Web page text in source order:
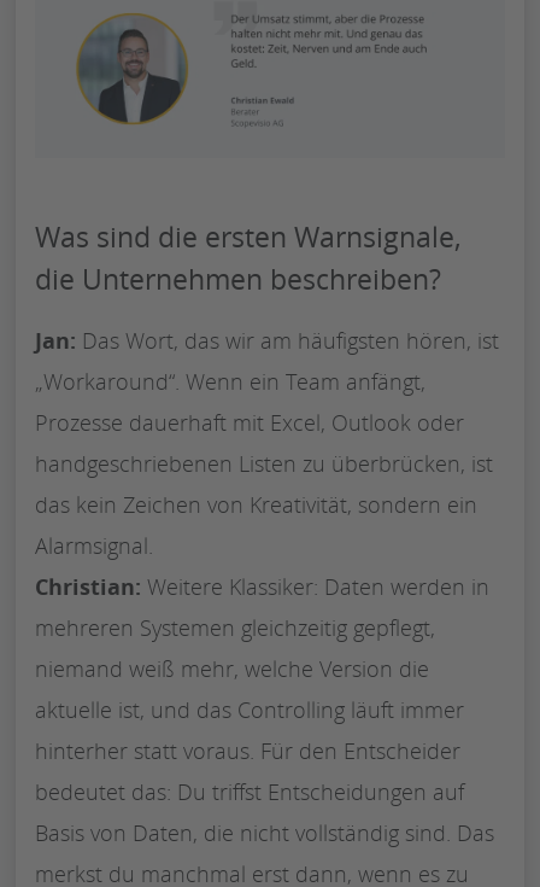
Was sind die ersten Warnsignale,
die Unternehmen beschreiben?
Jan: Das Wort, das wir am häufigsten hören, ist
„Workaround“. Wenn ein Team anfängt,
Prozesse dauerhaft mit Excel, Outlook oder
handgeschriebenen Listen zu überbrücken, ist
das kein Zeichen von Kreativität, sondern ein
Alarmsignal.
Christian: Weitere Klassiker: Daten werden in
mehreren Systemen gleichzeitig gepflegt,
niemand weiß mehr, welche Version die
aktuelle ist, und das Controlling läuft immer
hinterher statt voraus. Für den Entscheider
bedeutet das: Du triffst Entscheidungen auf
Basis von Daten, die nicht vollständig sind. Das
merkst du manchmal erst dann, wenn es zu